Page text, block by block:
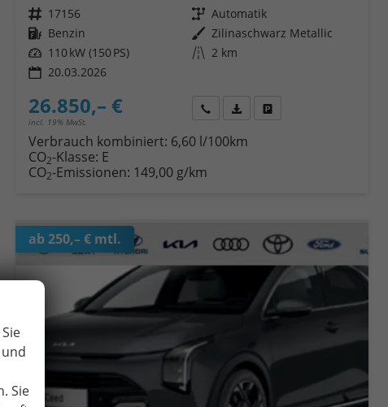
Fahrzeugnr. 17156 Getriebe Automatik
Kraftstoff Benzin Außenfarbe Zilinaschwarz Metallic
Leistung 110 kW (150 PS) Kilometerstand 2 km
20.03.2026
26.850,– €
incl. 19% MwSt.
Wir rufen Sie an
Fahrzeugexposé (PDF)
Fahrzeug parken
Verbrauch kombiniert: 6,60 l/100km
CO2-Klasse: E
CO2-Emissionen: 149,00 g/km
ab 250,– € mtl.
Sie